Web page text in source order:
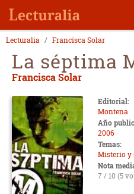
Lecturalia Francisca Solar
La séptima
Francisca Solar
Editorial:
Montena
Año
2006
Temas:
Misterio y
Nota
7 / 10 (5